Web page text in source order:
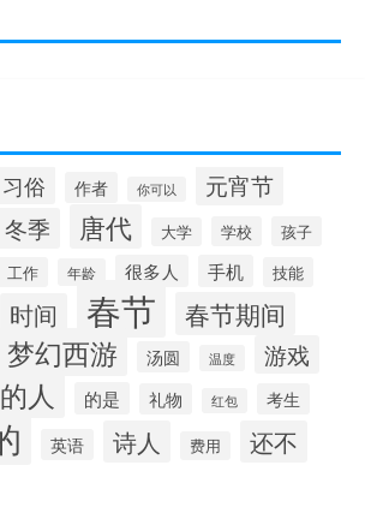
习俗 作者 你可以 元宵节
冬季 唐代 大学 学校 孩子
工作 年龄 很多人 手机 技能
时间 春节 春节期间
梦幻西游 汤圆 温度 游戏
的人 的是 礼物 红包 考生
英语 诗人 费用 还不